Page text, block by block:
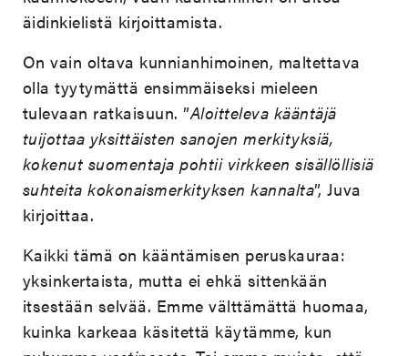
äidinkielistä kirjoittamista.
On vain oltava kunnianhimoinen, maltettava
olla tyytymättä ensimmäiseksi mieleen
tulevaan ratkaisuun. ”Aloitteleva kääntäjä
tuijottaa yksittäisten sanojen merkityksiä,
kokenut suomentaja pohtii virkkeen sisällöllisiä
suhteita kokonaismerkityksen kannalta”, Juva
kirjoittaa.
Kaikki tämä on kääntämisen peruskauraa:
yksinkertaista, mutta ei ehkä sittenkään
itsestään selvää. Emme välttämättä huomaa,
kuinka karkeaa käsitettä käytämme, kun